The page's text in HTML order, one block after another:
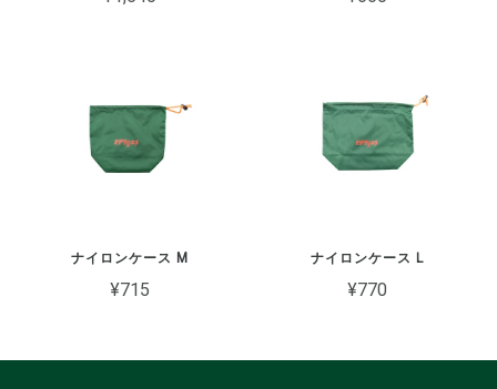
ナイロンケース M
¥715
ナイロンケース L
¥770